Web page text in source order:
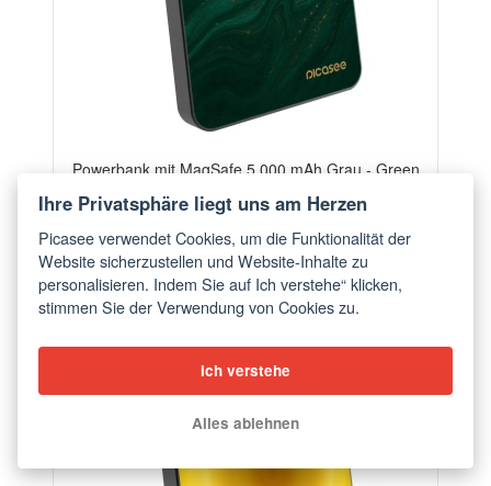
Powerbank mit MagSafe 5 000 mAh Grau - Green
ab €56,90
Ihre Privatsphäre liegt uns am Herzen
Picasee verwendet Cookies, um die Funktionalität der
Website sicherzustellen und Website-Inhalte zu
personalisieren. Indem Sie auf Ich verstehe“ klicken,
stimmen Sie der Verwendung von Cookies zu.
Ich verstehe
Alles ablehnen